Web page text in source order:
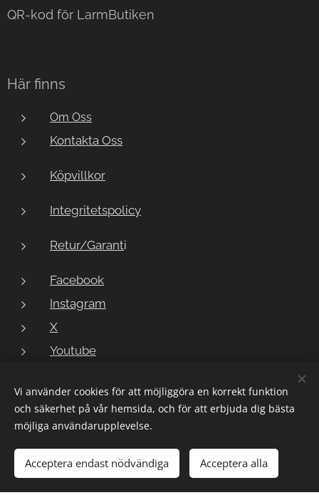
Lägg i kundvagnen
QR-kod för LarmButiken
Här finns
Om Oss
Kontakta Oss
Köpvillkor
Integritetspolicy
Retur/Garanti
Facebook
Instagram
X
Youtube
Copyright © 2023 LarmButiken Cookies
Vi använder cookies för att möjliggöra en korrekt funktion
och säkerhet på vår hemsida, och för att erbjuda dig bästa
möjliga användarupplevelse.
Acceptera endast nödvändiga Acceptera alla